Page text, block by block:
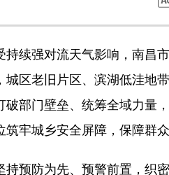
强对流天气影响，南昌市
城区老旧片区、滨湖低洼地
破部门壁垒、统筹全域力量
牢城乡安全屏障，保障群众
防为先、预警前置，织密